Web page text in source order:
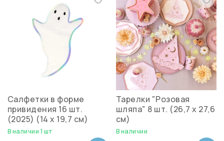
Салфетки в форме
привидения 16 шт.
(2025) (14 х 19,7 см)
В наличии 1 шт
Тарелки "Розовая
шляпа" 8 шт. (26,7 х 27,6
см)
В наличии